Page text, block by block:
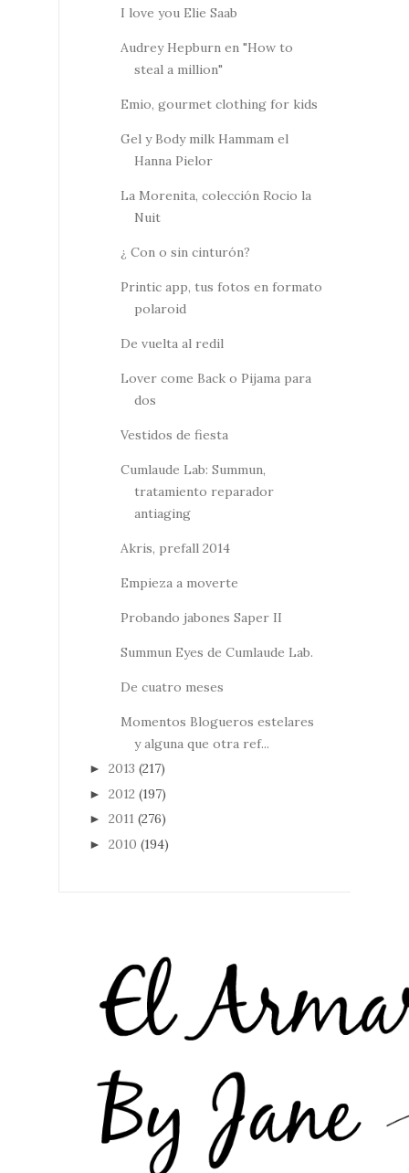
I love you Elie Saab
Audrey Hepburn en "How to
steal a million"
Emio, gourmet clothing for kids
Gel y Body milk Hammam el
Hanna Pielor
La Morenita, colección Rocio la
Nuit
¿ Con o sin cinturón?
Printic app, tus fotos en formato
polaroid
De vuelta al redil
Lover come Back o Pijama para
dos
Vestidos de fiesta
Cumlaude Lab: Summun,
tratamiento reparador
antiaging
Akris, prefall 2014
Empieza a moverte
Probando jabones Saper II
Summun Eyes de Cumlaude Lab.
De cuatro meses
Momentos Blogueros estelares
y alguna que otra ref...
► 2013 (217)
► 2012 (197)
► 2011 (276)
► 2010 (194)